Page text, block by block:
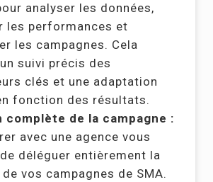
analyser les données,
les performances et
les campagnes. Cela
suivi précis des
clés et une adaptation
fonction des résultats.
complète de la campagne :
avec une agence vous
déléguer entièrement la
vos campagnes de SMA.